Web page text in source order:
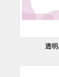
透